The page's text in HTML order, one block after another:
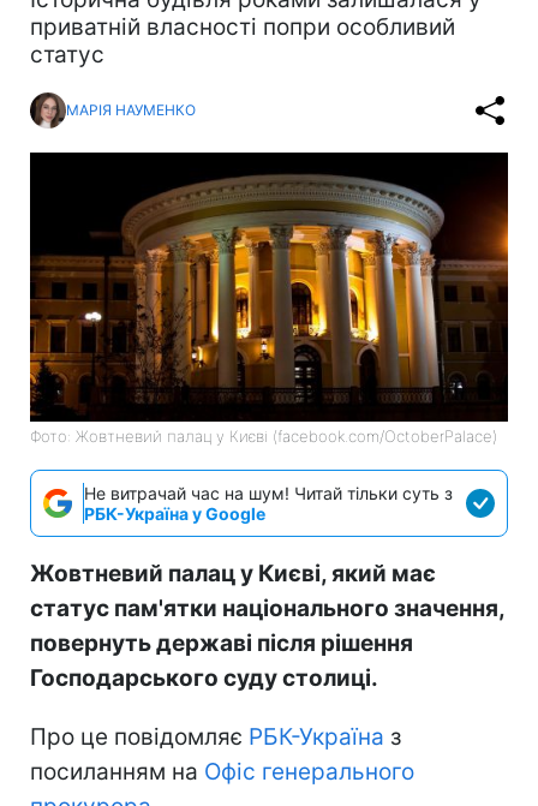
приватній власності попри особливий
статус
МАРІЯ НАУМЕНКО
Фото: Жовтневий палац у Києві (facebook.com/OctoberPalace)
Не витрачай час на шум! Читай тільки суть з
РБК-Україна у Google
Жовтневий палац у Києві, який має
статус пам'ятки національного значення,
повернуть державі після рішення
Господарського суду столиці.
Про це повідомляє РБК-Україна з
посиланням на Офіс генерального